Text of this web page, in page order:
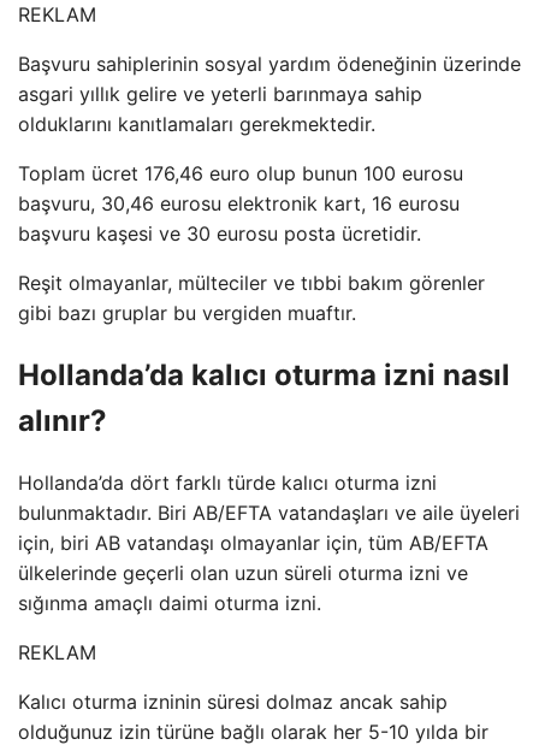
REKLAM
Başvuru sahiplerinin sosyal yardım ödeneğinin üzerinde
asgari yıllık gelire ve yeterli barınmaya sahip
olduklarını kanıtlamaları gerekmektedir.
Toplam ücret 176,46 euro olup bunun 100 eurosu
başvuru, 30,46 eurosu elektronik kart, 16 eurosu
başvuru kaşesi ve 30 eurosu posta ücretidir.
Reşit olmayanlar, mülteciler ve tıbbi bakım görenler
gibi bazı gruplar bu vergiden muaftır.
Hollanda’da kalıcı oturma izni nasıl
alınır?
Hollanda’da dört farklı türde kalıcı oturma izni
bulunmaktadır. Biri AB/EFTA vatandaşları ve aile üyeleri
için, biri AB vatandaşı olmayanlar için, tüm AB/EFTA
ülkelerinde geçerli olan uzun süreli oturma izni ve
sığınma amaçlı daimi oturma izni.
REKLAM
Kalıcı oturma izninin süresi dolmaz ancak sahip
olduğunuz izin türüne bağlı olarak her 5-10 yılda bir